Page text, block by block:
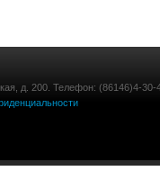
д. 200. Телефон: (86146)4-30-